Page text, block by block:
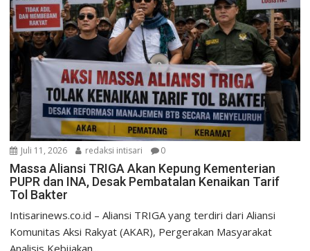
Juli 11, 2026 redaksi intisari 0
Massa Aliansi TRIGA Akan Kepung Kementerian
PUPR dan INA, Desak Pembatalan Kenaikan Tarif
Tol Bakter
Intisarinews.co.id – Aliansi TRIGA yang terdiri dari Aliansi
Komunitas Aksi Rakyat (AKAR), Pergerakan Masyarakat